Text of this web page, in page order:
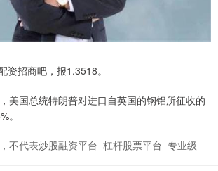
资招商吧，报1.3518。
美国总统特朗普对进口自英国的钢铝所征收的
。
不代表炒股融资平台_杠杆股票平台_专业级